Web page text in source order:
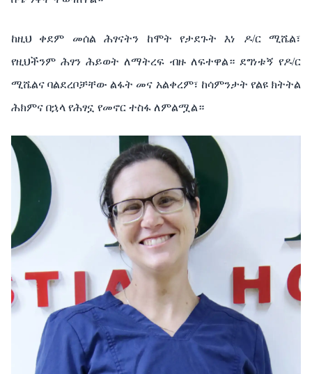
ከዚህ ቀደም መሰል ሕፃናትን ከሞት የታደጉት እነ ዶ/ር
ሚሼል፣
የዚህችንም ሕፃን ሕይወት ለማትረፍ ብዙ ለፍተዋል። ደግነቱኝ የዶ/ር
ሚሼልና ባልደረቦቻቸው ልፋት መና አልቀረም፣ ከሳምንታት የልዩ ክትትል
ሕክምና በኋላ የሕፃኗ የመኖር ተስፋ ለምልሟል።